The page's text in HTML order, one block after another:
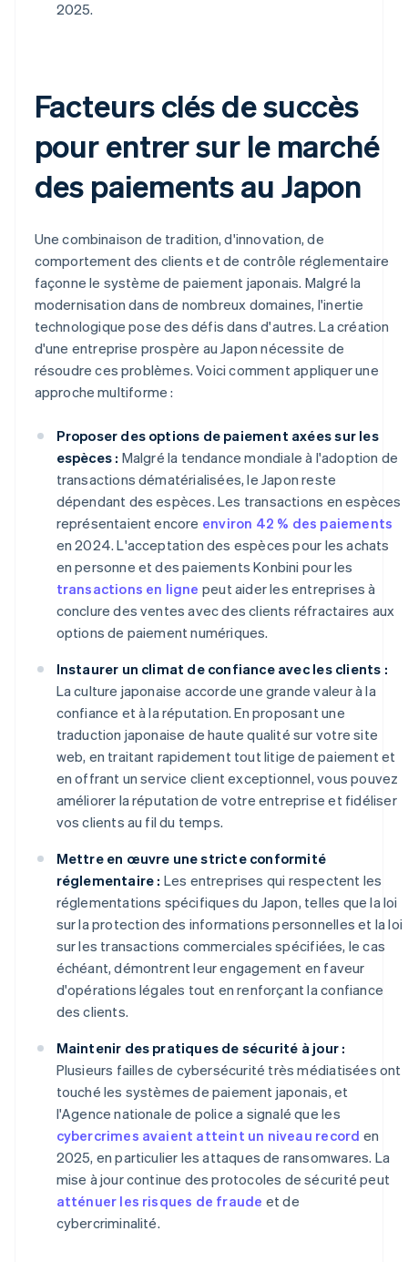
2025.
Facteurs clés de succès
pour entrer sur le marché
des paiements au Japon
Une combinaison de tradition, d'innovation, de
comportement des clients et de contrôle réglementaire
façonne le système de paiement japonais. Malgré la
modernisation dans de nombreux domaines, l'inertie
technologique pose des défis dans d'autres. La création
d'une entreprise prospère au Japon nécessite de
résoudre ces problèmes. Voici comment appliquer une
approche multiforme :
Proposer des options de paiement axées sur les
espèces : Malgré la tendance mondiale à l'adoption de
transactions dématérialisées, le Japon reste
dépendant des espèces. Les transactions en espèces
représentaient encore environ 42 % des paiements
en 2024. L'acceptation des espèces pour les achats
en personne et des paiements Konbini pour les
transactions en ligne peut aider les entreprises à
conclure des ventes avec des clients réfractaires aux
options de paiement numériques.
Instaurer un climat de confiance avec les clients :
La culture japonaise accorde une grande valeur à la
confiance et à la réputation. En proposant une
traduction japonaise de haute qualité sur votre site
web, en traitant rapidement tout litige de paiement et
en offrant un service client exceptionnel, vous pouvez
améliorer la réputation de votre entreprise et fidéliser
vos clients au fil du temps.
Mettre en œuvre une stricte conformité
réglementaire : Les entreprises qui respectent les
réglementations spécifiques du Japon, telles que la loi
sur la protection des informations personnelles et la loi
sur les transactions commerciales spécifiées, le cas
échéant, démontrent leur engagement en faveur
d'opérations légales tout en renforçant la confiance
des clients.
Maintenir des pratiques de sécurité à jour :
Plusieurs failles de cybersécurité très médiatisées ont
touché les systèmes de paiement japonais, et
l'Agence nationale de police a signalé que les
cybercrimes avaient atteint un niveau record en
2025, en particulier les attaques de ransomwares. La
mise à jour continue des protocoles de sécurité peut
atténuer les risques de fraude et de
cybercriminalité.